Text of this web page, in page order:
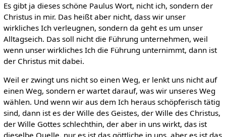
Es gibt ja dieses schöne Paulus Wort, nicht ich, sondern der
Christus in mir. Das heißt aber nicht, dass wir unser
wirkliches Ich verleugnen, sondern da geht es um unser
Alltagseich. Das soll nicht die Führung unternehmen, weil
wenn unser wirkliches Ich die Führung unternimmt, dann ist
der Christus mit dabei.
Weil er zwingt uns nicht so einen Weg, er lenkt uns nicht auf
einen Weg, sondern er wartet darauf, was wir unseres Weg
wählen. Und wenn wir aus dem Ich heraus schöpferisch tätig
sind, dann ist es der Wille des Geistes, der Wille des Christus,
der Wille Gottes schlechthin, der aber in uns wirkt, das ist